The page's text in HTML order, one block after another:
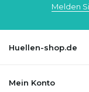
Melden
Huellen-shop.de
Mein Konto